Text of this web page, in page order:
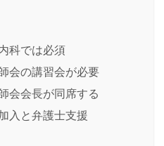
科では必須
会の講習会が必要
会会長が同席する
入と弁護士支援